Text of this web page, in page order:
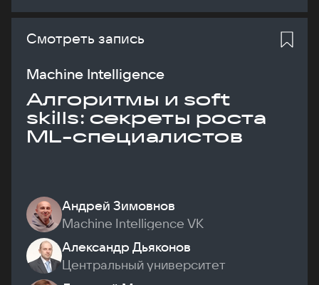
Смотреть запись
Machine Intelligence
Алгоритмы и soft
skills: секреты роста
ML-специалистов
Андрей Зимовнов
Machine Intelligence VK
Александр Дьяконов
Центральный университет